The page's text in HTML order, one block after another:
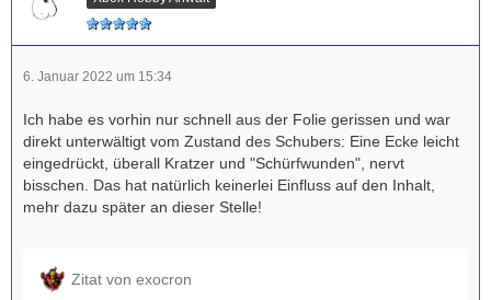
6. Januar 2022 um 15:34
Ich habe es vorhin nur schnell aus der Folie gerissen und war
direkt unterwältigt vom Zustand des Schubers: Eine Ecke leicht
eingedrückt, überall Kratzer und "Schürfwunden", nervt
bisschen. Das hat natürlich keinerlei Einfluss auf den Inhalt,
mehr dazu später an dieser Stelle!
Zitat von exocron